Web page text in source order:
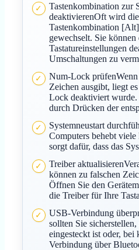
Tastenkombination zur
deaktivierenOft wird
Tastenkombination
gewechselt. Sie
Tastatureinstellungen
Umschaltungen zu
Num-Lock
Zeichen ausgibt, liegt
Lock deaktiviert
durch Drücken der
Systemneustart
Computers behebt
sorgt dafür, dass das
Treiber
können zu falschen
Öffnen Sie den
die Treiber für Ihre
USB-Verbindung
sollten Sie
eingesteckt ist oder, bei
Verbindung über